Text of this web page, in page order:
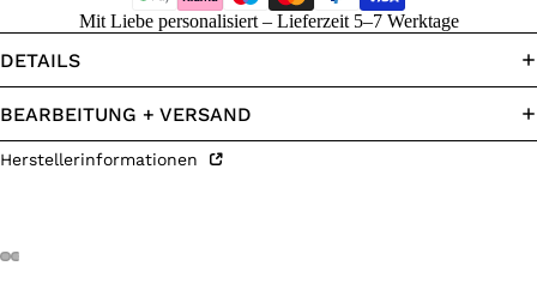
Mit Liebe personalisiert – Lieferzeit 5–7 Werktage
DETAILS
BEARBEITUNG + VERSAND
Herstellerinformationen